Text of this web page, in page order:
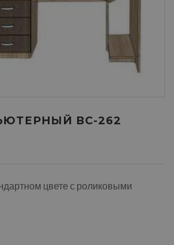
ВС-262
цвете с роликовыми